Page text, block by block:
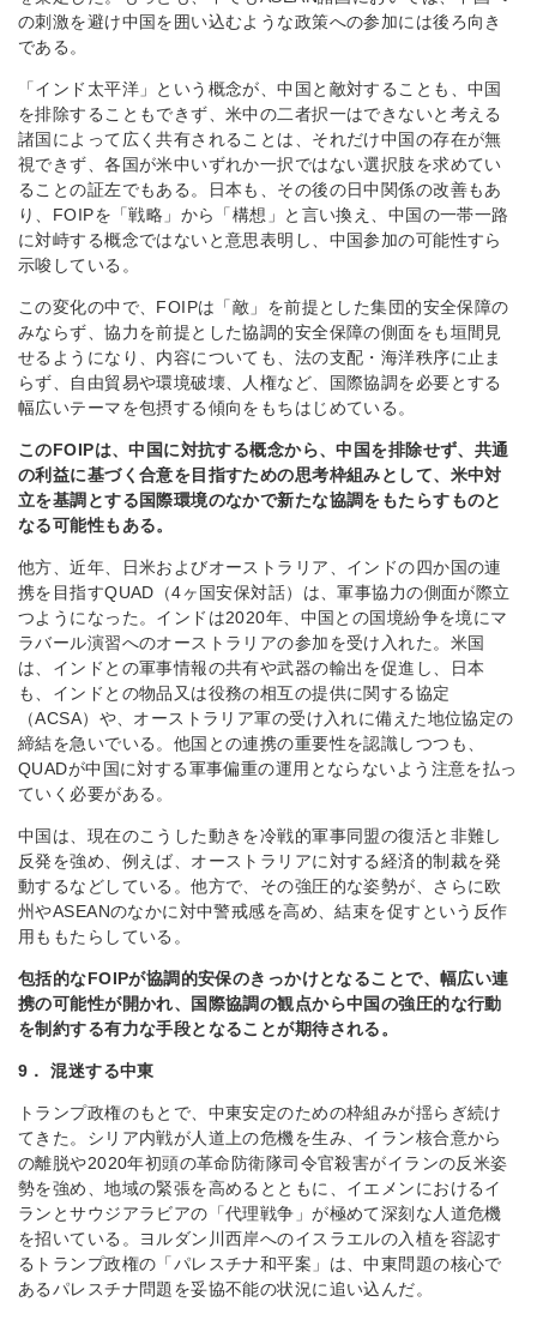
の刺激を避け中国を囲い込むような政策への参加には後ろ向き
である。
「インド太平洋」という概念が、中国と敵対することも、中国
を排除することもできず、米中の二者択一はできないと考える
諸国によって広く共有されることは、それだけ中国の存在が無
視できず、各国が米中いずれか一択ではない選択肢を求めてい
ることの証左でもある。日本も、その後の日中関係の改善もあ
り、FOIPを「戦略」から「構想」と言い換え、中国の一帯一路
に対峙する概念ではないと意思表明し、中国参加の可能性すら
示唆している。
この変化の中で、FOIPは「敵」を前提とした集団的安全保障の
みならず、協力を前提とした協調的安全保障の側面をも垣間見
せるようになり、内容についても、法の支配・海洋秩序に止ま
らず、自由貿易や環境破壊、人権など、国際協調を必要とする
幅広いテーマを包摂する傾向をもちはじめている。
このFOIPは、中国に対抗する概念から、中国を排除せず、共通
の利益に基づく合意を目指すための思考枠組みとして、米中対
立を基調とする国際環境のなかで新たな協調をもたらすものと
なる可能性もある。
他方、近年、日米およびオーストラリア、インドの四か国の連
携を目指すQUAD（4ヶ国安保対話）は、軍事協力の側面が際立
つようになった。インドは2020年、中国との国境紛争を境にマ
ラバール演習へのオーストラリアの参加を受け入れた。米国
は、インドとの軍事情報の共有や武器の輸出を促進し、日本
も、インドとの物品又は役務の相互の提供に関する協定
（ACSA）や、オーストラリア軍の受け入れに備えた地位協定の
締結を急いでいる。他国との連携の重要性を認識しつつも、
QUADが中国に対する軍事偏重の運用とならないよう注意を払っ
ていく必要がある。
中国は、現在のこうした動きを冷戦的軍事同盟の復活と非難し
反発を強め、例えば、オーストラリアに対する経済的制裁を発
動するなどしている。他方で、その強圧的な姿勢が、さらに欧
州やASEANのなかに対中警戒感を高め、結束を促すという反作
用ももたらしている。
包括的なFOIPが協調的安保のきっかけとなることで、幅広い連
携の可能性が開かれ、国際協調の観点から中国の強圧的な行動
を制約する有力な手段となることが期待される。
9． 混迷する中東
トランプ政権のもとで、中東安定のための枠組みが揺らぎ続け
てきた。シリア内戦が人道上の危機を生み、イラン核合意から
の離脱や2020年初頭の革命防衛隊司令官殺害がイランの反米姿
勢を強め、地域の緊張を高めるとともに、イエメンにおけるイ
ランとサウジアラビアの「代理戦争」が極めて深刻な人道危機
を招いている。ヨルダン川西岸へのイスラエルの入植を容認す
るトランプ政権の「パレスチナ和平案」は、中東問題の核心で
あるパレスチナ問題を妥協不能の状況に追い込んだ。